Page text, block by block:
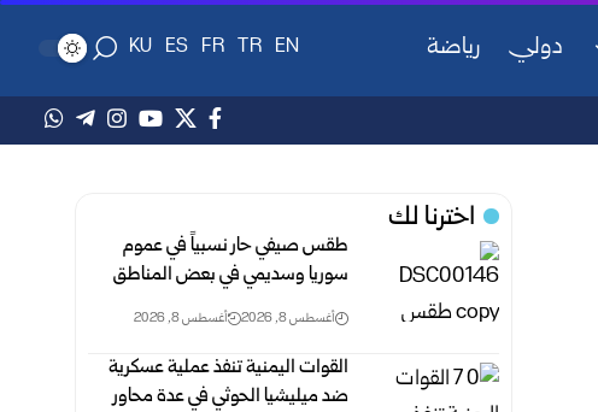
دولي رياضة EN
TR
FR
ES
KU
اخترنا لك
طقس صيفي حار نسبياً في عموم
سوريا وسديمي في بعض ‏المناطق‎ ‎
أغسطس 8, 2026 أغسطس 8, 2026
القوات اليمنية تنفذ عملية عسكرية
ضد ميليشيا الحوثي في ‏عدة محاور ‏